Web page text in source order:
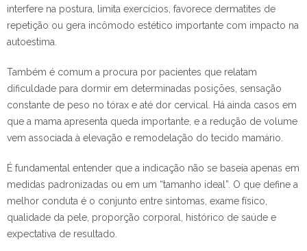
interfere na postura, limita exercícios, favorece dermatites de
repetição ou gera incômodo estético importante com impacto na
autoestima.
Também é comum a procura por pacientes que relatam
dificuldade para dormir em determinadas posições, sensação
constante de peso no tórax e até dor cervical. Há ainda casos em
que a mama apresenta queda importante, e a redução de volume
vem associada à elevação e remodelação do tecido mamário.
É fundamental entender que a indicação não se baseia apenas em
medidas padronizadas ou em um “tamanho ideal”. O que define a
melhor conduta é o conjunto entre sintomas, exame físico,
qualidade da pele, proporção corporal, histórico de saúde e
expectativa de resultado.